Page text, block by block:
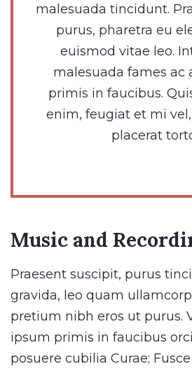
malesuada tincidunt.
purus, pharetra eu
euismod vitae leo.
malesuada fames ac
primis in faucibus.
enim, feugiat et mi
placerat
Music and
Praesent suscipit, purus
gravida, leo quam
pretium nibh eros ut purus.
ipsum primis in faucibus
posuere cubilia Curae;